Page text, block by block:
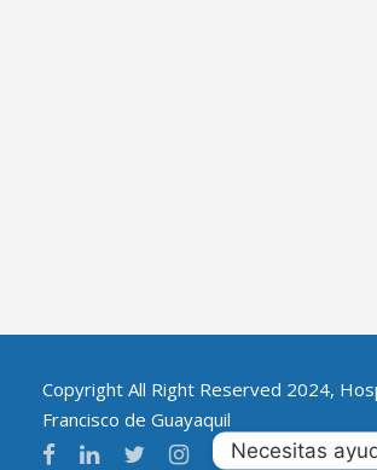
Copyright All Right Reserved 2024,
Francisco de Guayaquil
Necesitas